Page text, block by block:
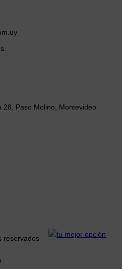
28, Paso Molino, Montevideo
reservados